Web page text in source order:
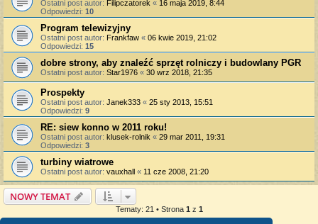
Ostatni post autor: Filipczatorek « 16 maja 2019, 8:44
Odpowiedzi: 10
Program telewizyjny
Ostatni post autor: Frankfaw « 06 kwie 2019, 21:02
Odpowiedzi: 15
dobre strony, aby znaleźć sprzęt rolniczy i budowlany PGR
Ostatni post autor: Star1976 « 30 wrz 2018, 21:35
Prospekty
Ostatni post autor: Janek333 « 25 sty 2013, 15:51
Odpowiedzi: 9
RE: siew konno w 2011 roku!
Ostatni post autor: klusek-rolnik « 29 mar 2011, 19:31
Odpowiedzi: 3
turbiny wiatrowe
Ostatni post autor: vauxhall « 11 cze 2008, 21:20
NOWY TEMAT
Tematy: 21 • Strona 1 z 1